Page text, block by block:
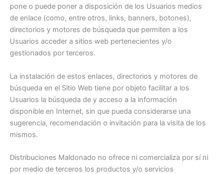
pone o puede poner a disposición de los Usuarios medios
de enlace (como, entre otros, links, banners, botones),
directorios y motores de búsqueda que permiten a los
Usuarios acceder a sitios web pertenecientes y/o
gestionados por terceros.
La instalación de estos enlaces, directorios y motores de
búsqueda en el Sitio Web tiene por objeto facilitar a los
Usuarios la búsqueda de y acceso a la información
disponible en Internet, sin que pueda considerarse una
sugerencia, recomendación o invitación para la visita de los
mismos.
Distribuciones Maldonado no ofrece ni comercializa por sí ni
por medio de terceros los productos y/o servicios